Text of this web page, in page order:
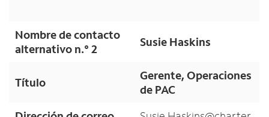
Nombre de contacto
alternativo n.° 2
Susie Haskins
Título
Gerente, Operaciones
de PAC